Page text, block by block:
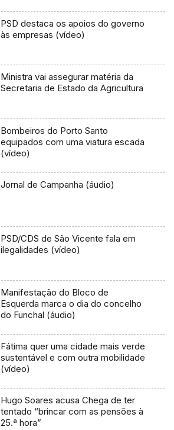
PSD destaca os apoios do governo
às empresas (vídeo)
Ministra vai assegurar matéria da
Secretaria de Estado da Agricultura
Bombeiros do Porto Santo
equipados com uma viatura escada
(vídeo)
Jornal de Campanha (áudio)
PSD/CDS de São Vicente fala em
ilegalidades (vídeo)
Manifestação do Bloco de
Esquerda marca o dia do concelho
do Funchal (áudio)
Fátima quer uma cidade mais verde
sustentável e com outra mobilidade
(vídeo)
Hugo Soares acusa Chega de ter
tentado “brincar com as pensões à
25.ª hora”